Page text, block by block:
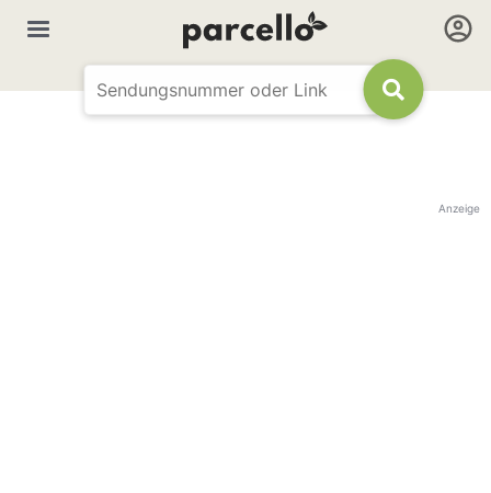
Anzeige